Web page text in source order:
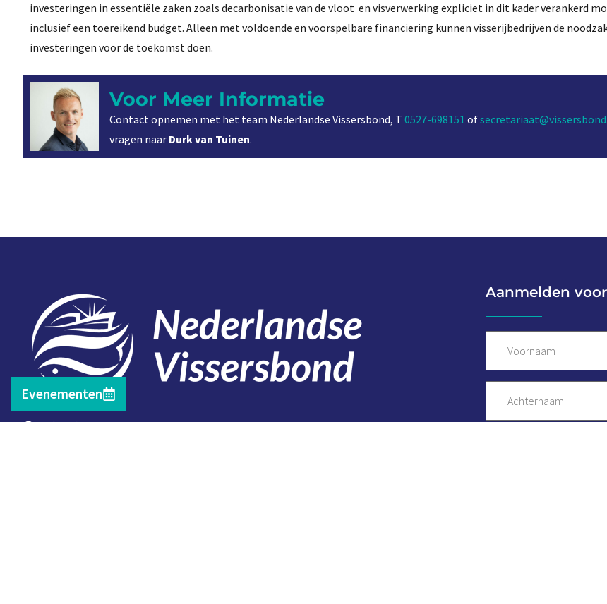
investeringen in essentiële zaken zoals decarbonisatie van de vloot en visverwerking expliciet in dit kader verankerd
inclusief een toereikend budget. Alleen met voldoende en voorspelbare financiering kunnen visserijbedrijven de
investeringen voor de toekomst doen.
Voor Meer Informatie
Contact opnemen met het team Nederlandse Vissersbond, T0527-698151 of
vragen naar Durk van Tuinen.
Contact
Evenementen
Aanmelden